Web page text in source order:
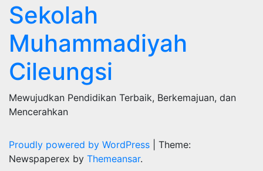
Sekolah
Muhammadiyah
Cileungsi
Mewujudkan Pendidikan Terbaik, Berkemajuan, dan
Mencerahkan
Proudly powered by WordPress
Theme:
Newspaperex by Themeansar.